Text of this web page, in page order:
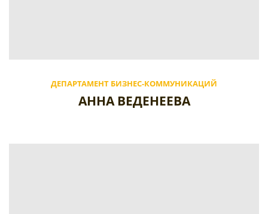
ДЕПАРТАМЕНТ БИЗНЕС-КОММУНИКАЦИЙ
АННА ВЕДЕНЕЕВА